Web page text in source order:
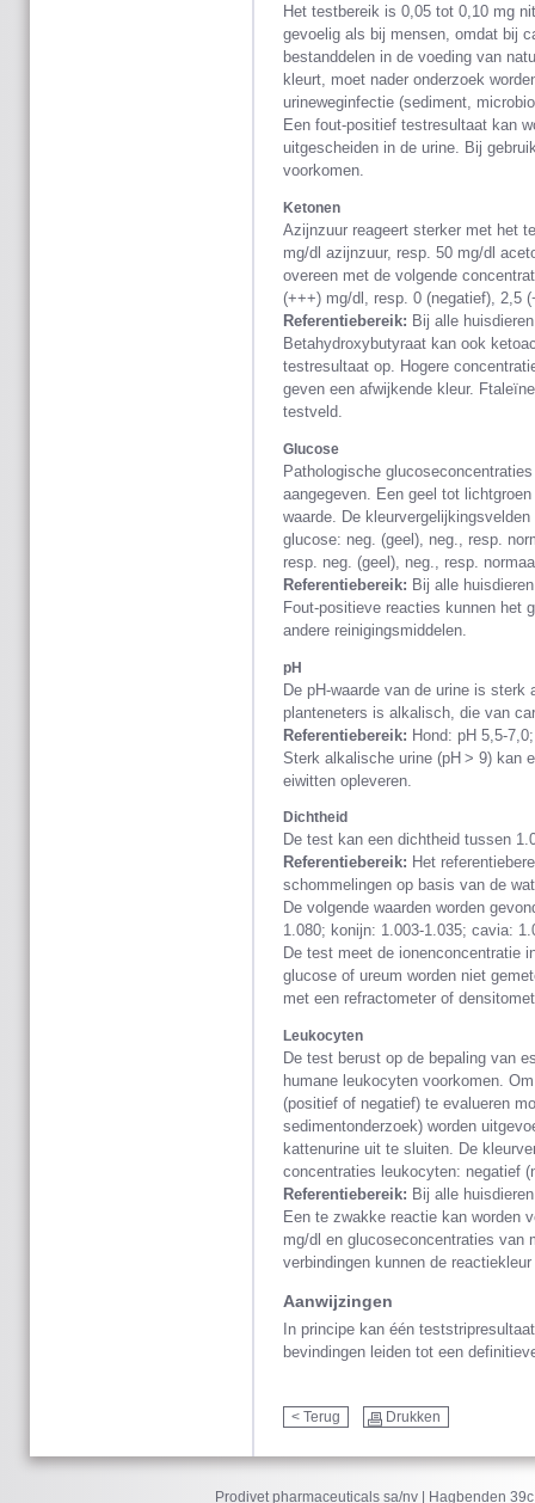
Het testbereik is 0,05 tot 0,10 mg
gevoelig als bij mensen, omdat bij
bestanddelen in de voeding van
kleurt, moet nader onderzoek
urineweginfectie (sediment,
Een fout-positief testresultaat kan
uitgescheiden in de urine. Bij
voorkomen.
Ketonen
Azijnzuur reageert sterker met het
mg/dl azijnzuur, resp. 50 mg/dl
overeen met de volgende
(+++) mg/dl, resp. 0 (negatief), 2,5
Referentiebereik: Bij alle
Betahydroxybutyraat kan ook
testresultaat op. Hogere
geven een afwijkende kleur.
testveld.
Glucose
Pathologische
aangegeven. Een geel tot
waarde. De
glucose: neg. (geel), neg., resp.
resp. neg. (geel), neg., resp.
Referentiebereik: Bij alle
Fout-positieve reacties kunnen het
andere reinigingsmiddelen.
pH
De pH-waarde van de urine is
planteneters is alkalisch, die van
Referentiebereik: Hond: pH 5,5-
Sterk alkalische urine (pH > 9) kan
eiwitten opleveren.
Dichtheid
De test kan een dichtheid tussen
Referentiebereik: Het
schommelingen op basis van de
De volgende waarden worden
1.080; konijn: 1.003-1.035; cavia:
De test meet de ionenconcentratie
glucose of ureum worden niet
met een refractometer of
Leukocyten
De test berust op de bepaling van
humane leukocyten voorkomen.
(positief of negatief) te evalueren
sedimentonderzoek) worden
kattenurine uit te sluiten. De
concentraties leukocyten: negatief
Referentiebereik: Bij alle
Een te zwakke reactie kan worden
mg/dl en glucoseconcentraties van
verbindingen kunnen de
Aanwijzingen
In principe kan één
bevindingen leiden tot een
< Terug Drukken
Prodivet pharmaceuticals sa/nv | Hagbenden